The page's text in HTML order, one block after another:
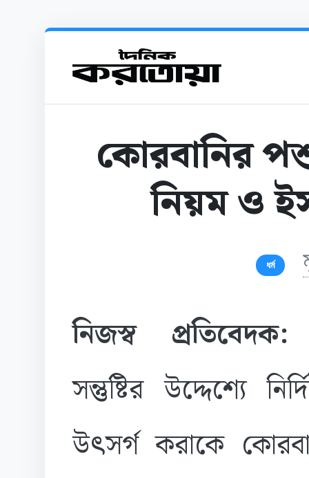
কোরবানির
নিয়ম ও
ধর্ম
নিজস্ব
সন্তুষ্টির উদ্দেশ্যে
উৎসর্গ করাকে